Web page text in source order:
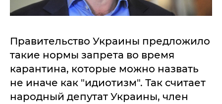
Правительство Украины предложило
такие нормы запрета во время
карантина, которые можно назвать
не иначе как "идиотизм". Так считает
народный депутат Украины, член